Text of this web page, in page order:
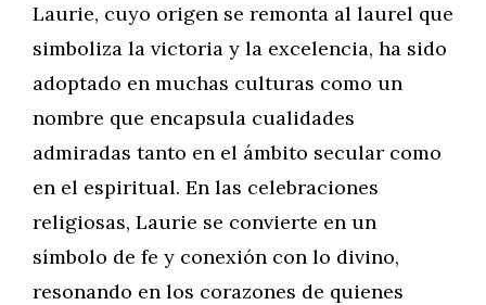
Laurie, cuyo origen se remonta al laurel que
simboliza la victoria y la excelencia, ha sido
adoptado en muchas culturas como un
nombre que encapsula cualidades
admiradas tanto en el ámbito secular como
en el espiritual. En las celebraciones
religiosas, Laurie se convierte en un
símbolo de fe y conexión con lo divino,
resonando en los corazones de quienes